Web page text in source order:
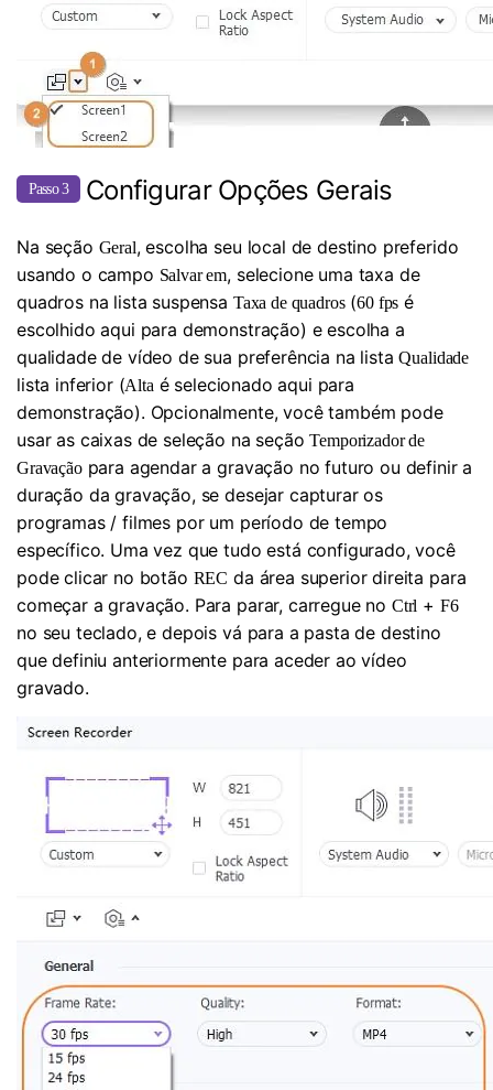
Passo 3 Configurar Opções Gerais
Na seção Geral, escolha seu local de destino preferido
usando o campo Salvar em, selecione uma taxa de
quadros na lista suspensa Taxa de quadros(60 fps é
escolhido aqui para demonstração) e escolha a
qualidade de vídeo de sua preferência na listaQualidade
lista inferior (Altaé selecionado aqui para
demonstração). Opcionalmente, você também pode
usar as caixas de seleção na seçãoTemporizador de
Gravaçãopara agendar a gravação no futuro ou definir a
duração da gravação, se desejar capturar os
programas / filmes por um período de tempo
específico. Uma vez que tudo está configurado, você
pode clicar no botão REC da área superior direita para
começar a gravação. Para parar, carregue no Ctrl + F6
no seu teclado, e depois vá para a pasta de destino
que definiu anteriormente para aceder ao vídeo
gravado.